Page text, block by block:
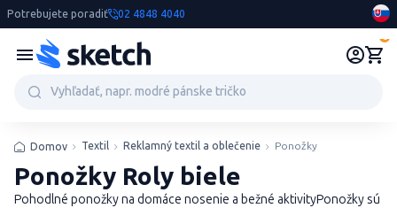
Potrebujete poradiť 02 4848 4040
Domov Textil Reklamný textil a oblečenie Ponožky
Ponožky Roly biele
Pohodlné ponožky na domáce nosenie a bežné aktivityPonožky sú